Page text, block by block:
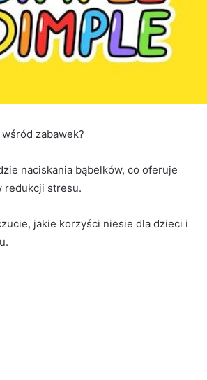
zabawek?
naciskania bąbelków, co oferuje
redukcji stresu.
jakie korzyści niesie dla dzieci i